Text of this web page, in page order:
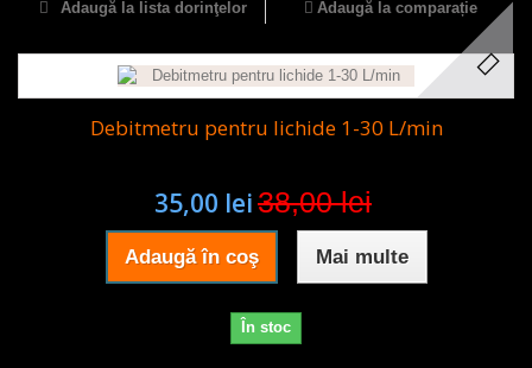
Adaugă la lista dorinţelor Adaugă la comparație
Debitmetru pentru lichide 1-30 L/min
35,00 lei38,00 lei
Adaugă în coş Mai multe
În stoc